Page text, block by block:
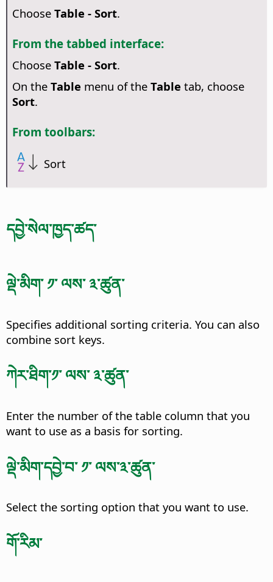
Choose Table - Sort.
From the tabbed interface:
Choose Table - Sort.
On the Table menu of the Table tab, choose
Sort.
From toolbars:
Sort
དབྱེ་སེལ་ཁྱད་ཚད་
ལྡེ་མིག་ ༡་ ལས་ ༣་ཚུན་
Specifies additional sorting criteria. You can also
combine sort keys.
ཀེར་ཐིག་༡་ ལས་ ༣་ཚུན་
Enter the number of the table column that you
want to use as a basis for sorting.
ལྡེ་མིག་དབྱེ་བ་ ༡་ ལས་༣་ཚུན་
Select the sorting option that you want to use.
གོ་རིམ་